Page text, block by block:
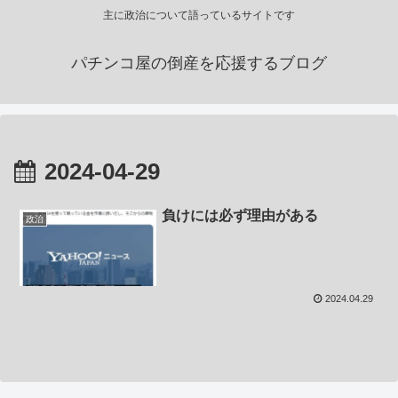
主に政治について語っているサイトです
パチンコ屋の倒産を応援するブログ
2024-04-29
政治 負けには必ず理由がある
2024.04.29